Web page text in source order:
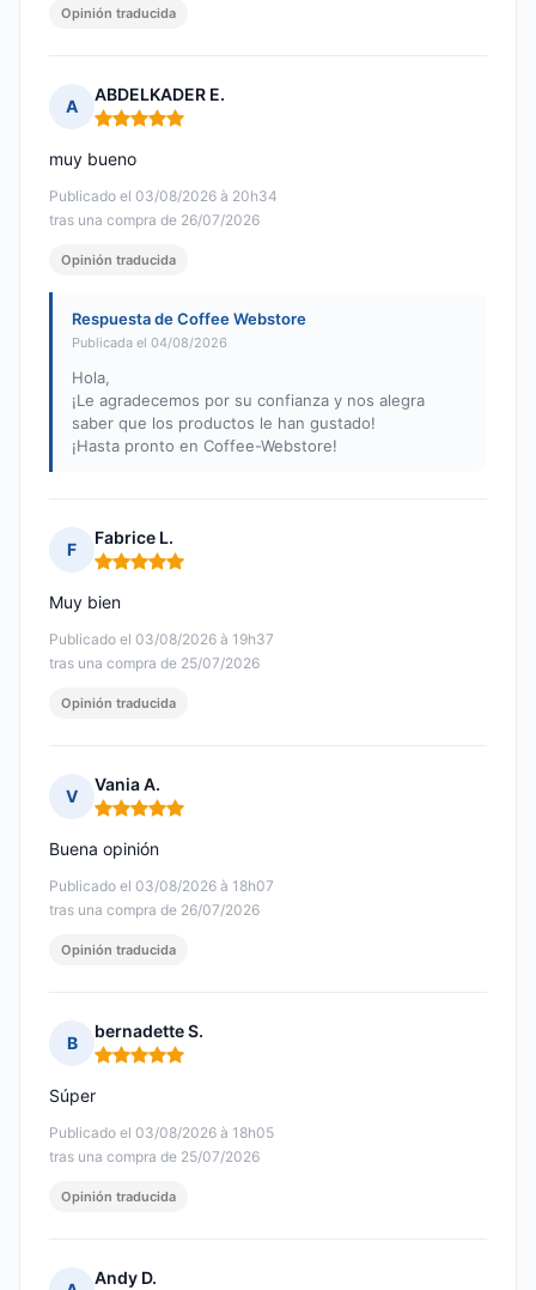
Opinión traducida
A
ABDELKADER E.
Nota: 5 de 5
Publicado el 03/08/2026 à 20h34
tras una compra de 26/07/2026
muy bueno
Opinión traducida
Respuesta de Coffee Webstore
Publicada el 04/08/2026
Hola,
¡Le agradecemos por su confianza y nos alegra
saber que los productos le han gustado!
¡Hasta pronto en Coffee-Webstore!
F
Fabrice L.
Nota: 5 de 5
Publicado el 03/08/2026 à 19h37
tras una compra de 25/07/2026
Muy bien
Opinión traducida
V
Vania A.
Nota: 5 de 5
Publicado el 03/08/2026 à 18h07
tras una compra de 26/07/2026
Buena opinión
Opinión traducida
B
bernadette S.
Nota: 5 de 5
Publicado el 03/08/2026 à 18h05
tras una compra de 25/07/2026
Súper
Opinión traducida
Andy D.